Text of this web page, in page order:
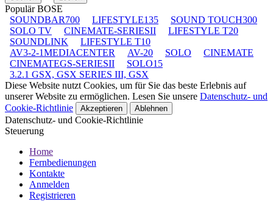
Populär BOSE
SOUNDBAR700
LIFESTYLE135
SOUND TOUCH300
SOLO TV
CINEMATE-SERIESII
LIFESTYLE T20
SOUNDLINK
LIFESTYLE T10
AV3-2-1MEDIACENTER
AV-20 SOLO
CINEMATE
CINEMATEGS-SERIESII
SOLO15
3.2.1 GSX, GSX SERIES III, GSX
Diese Website nutzt Cookies, um für Sie das beste Erlebnis auf
unserer Website zu ermöglichen. Lesen Sie unsere Datenschutz- und
Cookie-Richtlinie
Akzeptieren Ablehnen
Datenschutz- und Cookie-Richtlinie
Steuerung
Home
Fernbedienungen
Kontakte
Anmelden
Registrieren